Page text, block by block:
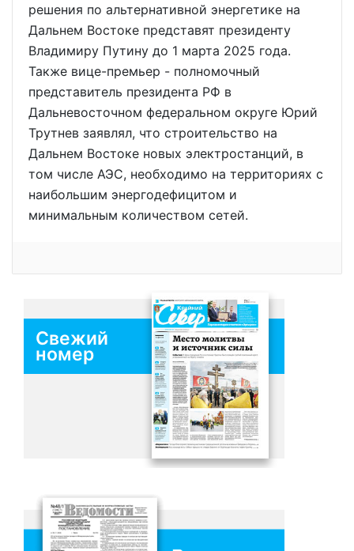
решения по альтернативной энергетике на
Дальнем Востоке представят президенту
Владимиру Путину до 1 марта 2025 года.
Также вице-премьер - полномочный
представитель президента РФ в
Дальневосточном федеральном округе Юрий
Трутнев заявлял, что строительство на
Дальнем Востоке новых электростанций, в
том числе АЭС, необходимо на территориях с
наибольшим энергодефицитом и
минимальным количеством сетей.
Свежий
номер